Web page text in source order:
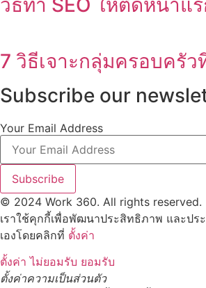
วิธีทำ SEO ให้ติดหน้าแ
7 วิธีเจาะกลุ่มครอบครั
Subscribe our
Your Email Address
Subscribe
© 2024 Work 360. All rights reserved.
เราใช้คุกกี้เพื่อพัฒนาประสิทธิภาพ และป
เองโดยคลิกที่ ตั้งค่า
ตั้งค่า ไม่ยอมรับ ยอมรับ
ตั้งค่าความเป็นส่วนตัว